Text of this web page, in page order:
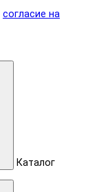
согласие на
Каталог